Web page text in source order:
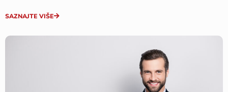
SAZNAJTE VIŠE